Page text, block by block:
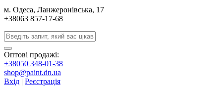
м. Одеса, Ланжеронiвська, 17
+38063 857-17-68
Оптові продажі:
+38050 348-01-38
shop@paint.dn.ua
Вхід | Реєстрація